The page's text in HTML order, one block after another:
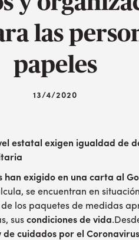
las
papeles
13/4/2020
estatal exigen igualdad de
han exigido en una carta al
se encuentran en
de los paquetes de medidas
sus condiciones de vida
cuidados por el Coronavirus